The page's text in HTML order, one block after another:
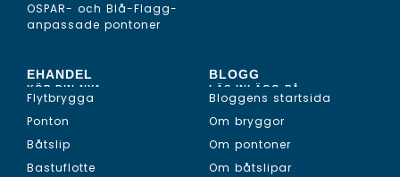
OSPAR- och Blå-Flagg-
anpassade pontoner
EHANDEL
KÖP DIN NYA...
Flytbrygga
Ponton
Båtslip
Bastuflotte
BLOGG
LÄS INLÄGG PÅ...
Bloggens startsida
Om bryggor
Om pontoner
Om båtslipar